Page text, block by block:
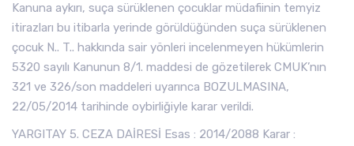
Kanuna aykırı, suça sürüklenen çocuklar müdafiinin temyiz
itirazları bu itibarla yerinde görüldüğünden suça sürüklenen
çocuk N.. T.. hakkında sair yönleri incelenmeyen hükümlerin
5320 sayılı Kanunun 8/1. maddesi de gözetilerek CMUK’nın
321 ve 326/son maddeleri uyarınca BOZULMASINA,
22/05/2014 tarihinde oybirliğiyle karar verildi.
YARGITAY 5. CEZA DAİRESİ Esas : 2014/2088 Karar :